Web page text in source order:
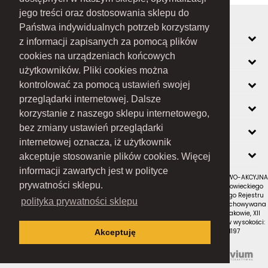
jego treści oraz dostosowania sklepu do
Państwa indywidualnych potrzeb korzystamy
z informacji zapisanych za pomocą plików
cookies na urządzeniach końcowych
użytkowników. Pliki cookies można
kontrolować za pomocą ustawień swojej
przeglądarki internetowej. Dalsze
korzystanie z naszego sklepu internetowego,
bez zmiany ustawień przeglądarki
internetowej oznacza, iż użytkownik
akceptuje stosowanie plików cookies. Więcej
informacji zawartych jest w polityce
prywatności sklepu.
polityka prywatności sklepu
Akceptuję
MOJE KONTO
INFORMACJE
O FIRMIE
ZOBACZ RÓWNIEŻ
KONTAKT
NEWSLETTER
RAMEX SPÓŁKA Z OGRANICZONĄ ODPOWIEDZIALNOŚCIĄ SPÓŁKA KOMANDYTOWO-AKCYJNA
z siedzibą w Nowym Sączu (adres siedziby i adres do doręczeń: ul. Wiśniowieckiego
123 C, 33-300 Nowy Sącz); wpisana do Rejestru Przedsiębiorców Krajowego Rejestru
Sądowego pod numerem KRS 0000434051; sąd rejestrowy, w którym przechowywana
jest dokumentacja spółki: Sąd Rejonowy dla Krakowa-Śródmieścia w Krakowie, XII
Wydział Gospodarczy Krajowego Rejestru Sądowego; kapitał zakładowy w wysokości:
10 050 000 zł, w całości opłacony; NIP: 7343516936; REGON: 122671197